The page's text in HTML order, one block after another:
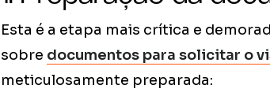
Esta é a etapa mais crítica e
sobre documentos para solicitar o
meticulosamente preparada: